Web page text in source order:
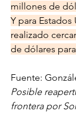
millones de
Y para
realizado
de dólares
Fuente:
Posible
frontera por